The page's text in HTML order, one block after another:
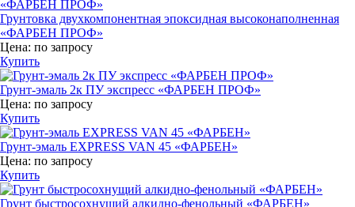
Грунтовка двухкомпонентная эпоксидная высоконаполненная
«ФАРБЕН ПРОФ»
Цена: по запросу
Купить
Грунт-эмаль 2к ПУ экспресс «ФАРБЕН ПРОФ»
Цена: по запросу
Купить
Грунт-эмаль EXPRESS VAN 45 «ФАРБЕН»
Цена: по запросу
Купить
Грунт быстросохнущий алкидно-фенольный «ФАРБЕН»